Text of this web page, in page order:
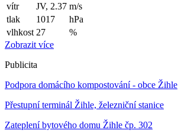
vítr
JV, 2.37 m/s
tlak
1017
hPa
vlhkost 27
%
Zobrazit více
Publicita
Podpora domácího kompostování - obce Žihle
Přestupní terminál Žihle, železniční stanice
Zateplení bytového domu Žihle čp. 302